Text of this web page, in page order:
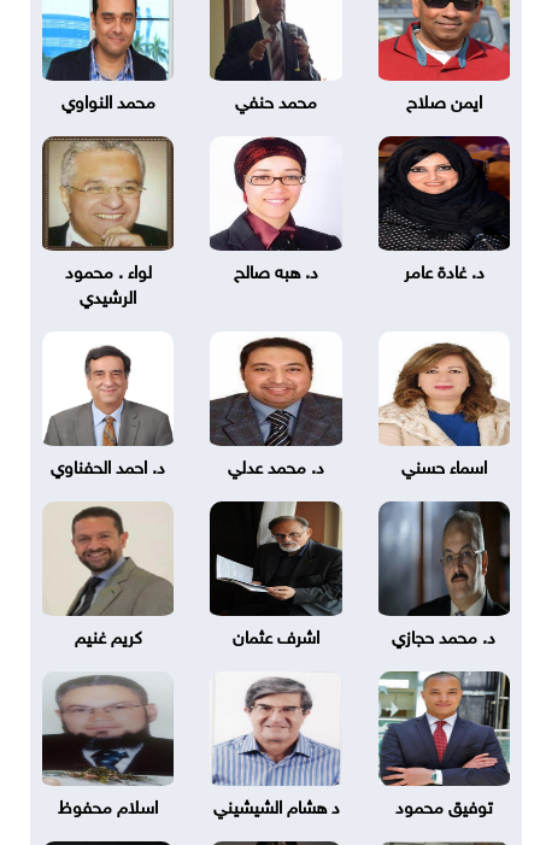
ايمن صلاح محمد حنفي محمد النواوي
د. غادة عامر د. هبه صالح
لواء . محمود
الرشيدي
اسماء حسني د. محمد عدلي د. احمد الحفناوي
د. محمد حجازي اشرف عثمان كريم غنيم
توفيق محمود د هشام الشيشيني اسلام محفوظ